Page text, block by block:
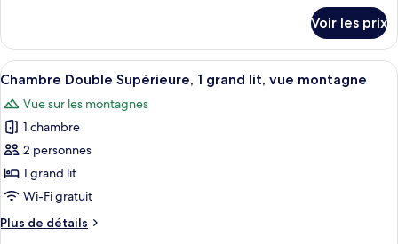
1
très
grand
lit,
vue
jardin
le
type
de
Chambre
Double
Premium,
très
grand
lit,
vue
Voir les prix
Afficher
toutes
les
photos
pour
ce
type
chambre :
Une chambre avec un lit en
16
Chambre Double Supérieure, 1 grand lit, vue montagne
Vue sur les montagnes
1 chambre
2 personnes
1 grand lit
Wi-Fi gratuit
Plus de détails
Plus